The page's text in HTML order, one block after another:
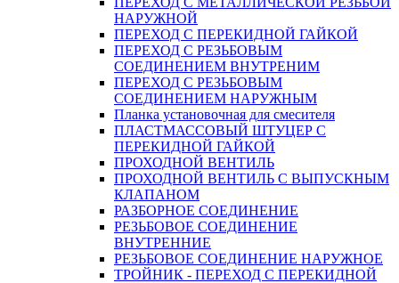
НАРУЖНОЙ
ПЕРЕХОД С ПЕРЕКИДНОЙ ГАЙКОЙ
ПЕРЕХОД С РЕЗЬБОВЫМ
СОЕДИНЕНИЕМ ВНУТРЕНИМ
ПЕРЕХОД С РЕЗЬБОВЫМ
СОЕДИНЕНИЕМ НАРУЖНЫМ
Планка установочная для смесителя
ПЛАСТМАССОВЫЙ ШТУЦЕР С
ПЕРЕКИДНОЙ ГАЙКОЙ
ПРОХОДНОЙ ВЕНТИЛЬ
ПРОХОДНОЙ ВЕНТИЛЬ С ВЫПУСКНЫМ
КЛАПАНОМ
РАЗБОРНОЕ СОЕДИНЕНИЕ
РЕЗЬБОВОЕ СОЕДИНЕНИЕ
ВНУТРЕННИЕ
РЕЗЬБОВОЕ СОЕДИНЕНИЕ НАРУЖНОЕ
ТРОЙНИК - ПЕРЕХОД С ПЕРЕКИДНОЙ